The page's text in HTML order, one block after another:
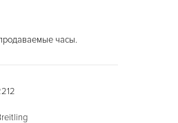
часы.